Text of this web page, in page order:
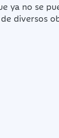
ya no se
diversos